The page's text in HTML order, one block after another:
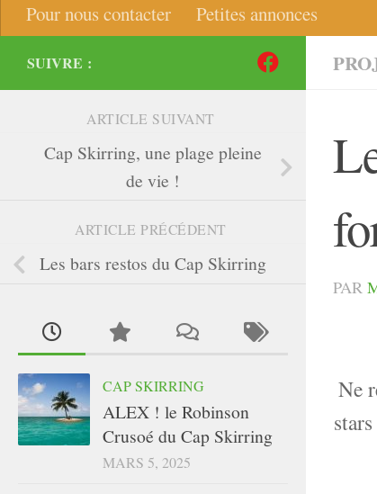
Pour nous contacter
Petites annonces
PAR
Ne
SUIVRE :
ARTICLE SUIVANT
Cap Skirring, une plage pleine
de vie !
ARTICLE PRÉCÉDENT
Les bars restos du Cap Skirring
CAP SKIRRING
ALEX ! le Robinson
Crusoé du Cap Skirring
MARS 5, 2025